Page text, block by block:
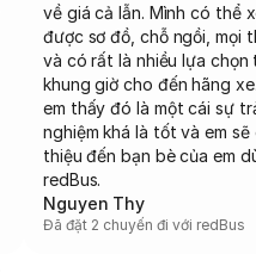
về giá cả lẫn. Mình có thể
được sơ đồ, chỗ ngồi, mọi
và có rất là nhiều lựa chọn
khung giờ cho đến hãng
em thấy đó là một cái sự
nghiệm khá là tốt và em sẽ
thiệu đến bạn bè của em
redBus.
Nguyen Thy
Đã đặt 2 chuyến đi với redBus